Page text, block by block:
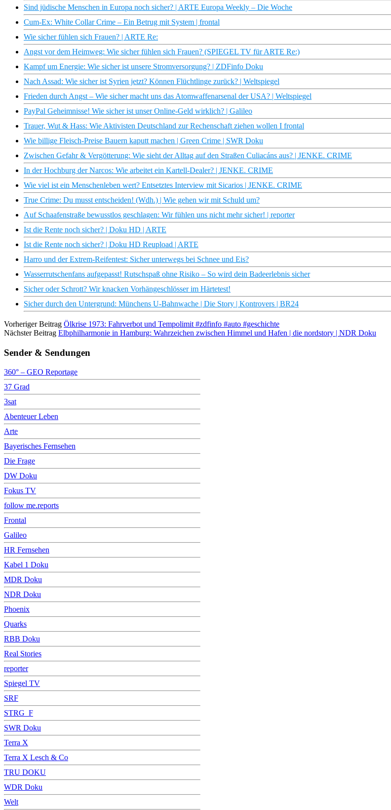
Sind jüdische Menschen in Europa noch sicher? | ARTE Europa Weekly – Die Woche
Cum-Ex: White Collar Crime – Ein Betrug mit System | frontal
Wie sicher fühlen sich Frauen? | ARTE Re:
Angst vor dem Heimweg: Wie sicher fühlen sich Frauen? (SPIEGEL TV für ARTE Re:)
Kampf um Energie: Wie sicher ist unsere Stromversorgung? | ZDFinfo Doku
Nach Assad: Wie sicher ist Syrien jetzt? Können Flüchtlinge zurück? | Weltspiegel
Frieden durch Angst – Wie sicher macht uns das Atomwaffenarsenal der USA? | Weltspiegel
PayPal Geheimnisse! Wie sicher ist unser Online-Geld wirklich? | Galileo
Trauer, Wut & Hass: Wie Aktivisten Deutschland zur Rechenschaft ziehen wollen I frontal
Wie billige Fleisch-Preise Bauern kaputt machen | Green Crime | SWR Doku
Zwischen Gefahr & Vergötterung: Wie sieht der Alltag auf den Straßen Culiacáns aus? | JENKE. CRIME
In der Hochburg der Narcos: Wie arbeitet ein Kartell-Dealer? | JENKE. CRIME
Wie viel ist ein Menschenleben wert? Entsetztes Interview mit Sicarios | JENKE. CRIME
True Crime: Du musst entscheiden! (Wdh.) | Wie gehen wir mit Schuld um?
Auf Schaafenstraße bewusstlos geschlagen: Wir fühlen uns nicht mehr sicher! | reporter
Ist die Rente noch sicher? | Doku HD | ARTE
Ist die Rente noch sicher? | Doku HD Reupload | ARTE
Harro und der Extrem-Reifentest: Sicher unterwegs bei Schnee und Eis?
Wasserrutschenfans aufgepasst! Rutschspaß ohne Risiko – So wird dein Badeerlebnis sicher
Sicher oder Schrott? Wir knacken Vorhängeschlösser im Härtetest!
Sicher durch den Untergrund: Münchens U-Bahnwache | Die Story | Kontrovers | BR24
Vorheriger Beitrag Ölkrise 1973: Fahrverbot und Tempolimit #zdfinfo #auto #geschichte
Nächster Beitrag Elbphilharmonie in Hamburg: Wahrzeichen zwischen Himmel und Hafen | die nordstory | NDR Doku
Sender & Sendungen
360° – GEO Reportage
37 Grad
3sat
Abenteuer Leben
Arte
Bayerisches Fernsehen
Die Frage
DW Doku
Fokus TV
follow me.reports
Frontal
Galileo
HR Fernsehen
Kabel 1 Doku
MDR Doku
NDR Doku
Phoenix
Quarks
RBB Doku
Real Stories
reporter
Spiegel TV
SRF
STRG_F
SWR Doku
Terra X
Terra X Lesch & Co
TRU DOKU
WDR Doku
Welt